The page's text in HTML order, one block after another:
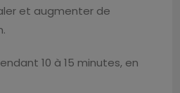
et augmenter de
10 à 15 minutes, en